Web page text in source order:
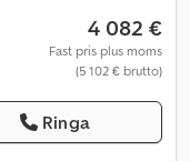
4 082 €
Fast pris plus moms
(5 102 € brutto)
Ringa